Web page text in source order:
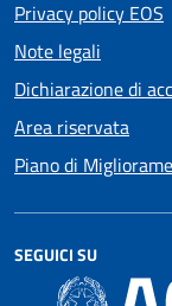
Privacy policy EOS
Note legali
Dichiarazione di
Area riservata
Piano di
SEGUICI SU